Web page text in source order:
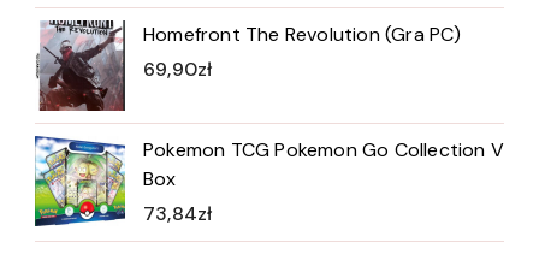
Homefront The Revolution (Gra PC)
69,90zł
Pokemon TCG Pokemon Go Collection V
Box
73,84zł